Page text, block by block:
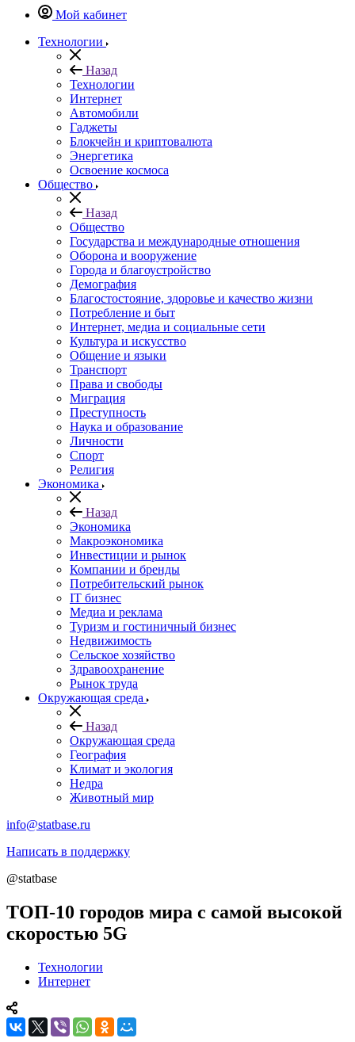
Мой кабинет
Технологии
Назад
Технологии
Интернет
Автомобили
Гаджеты
Блокчейн и криптовалюта
Энергетика
Освоение космоса
Общество
Назад
Общество
Государства и международные отношения
Оборона и вооружение
Города и благоустройство
Демография
Благостостояние, здоровье и качество жизни
Потребление и быт
Интернет, медиа и социальные сети
Культура и искусство
Общение и языки
Транспорт
Права и свободы
Миграция
Преступность
Наука и образование
Личности
Спорт
Религия
Экономика
Назад
Экономика
Макроэкономика
Инвестиции и рынок
Компании и бренды
Потребительский рынок
IT бизнес
Медиа и реклама
Туризм и гостиничный бизнес
Недвижимость
Сельское хозяйство
Здравоохранение
Рынок труда
Окружающая среда
Назад
Окружающая среда
География
Климат и экология
Недра
Животный мир
info@statbase.ru
Написать в поддержку
@statbase
ТОП-10 городов мира с самой высокой
скоростью 5G
Технологии
Интернет